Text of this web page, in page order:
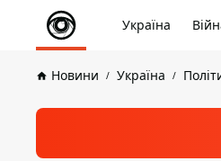
Україна
Новини Україна